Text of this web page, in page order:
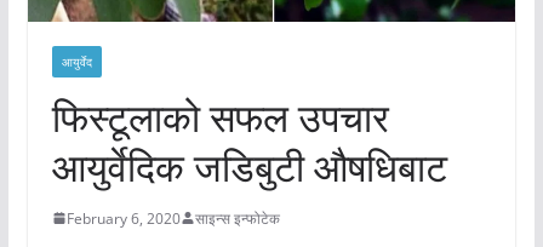
आयुर्वेद
फिस्टूलाको सफल उपचार
आयुर्वेदिक जडिबुटी औषधिबाट
February 6, 2020 साइन्स इन्फोटेक